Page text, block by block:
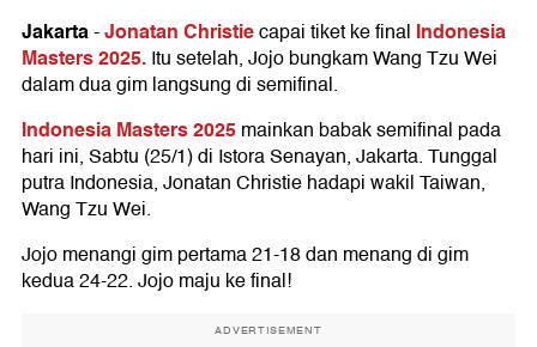
Jakarta-Jonatan Christiecapai tiket ke final Indonesia
Masters 2025.Itu setelah, Jojo bungkam Wang Tzu Wei
dalam dua gim langsung di semifinal.
Indonesia Masters 2025mainkan babak semifinal pada
hari ini, Sabtu (25/1) di Istora Senayan, Jakarta. Tunggal
putra Indonesia, Jonatan Christie hadapi wakil Taiwan,
Wang Tzu Wei.
Jojo menangi gim pertama 21-18 dan menang di gim
kedua 24-22. Jojo maju ke final!
ADVERTISEMENT